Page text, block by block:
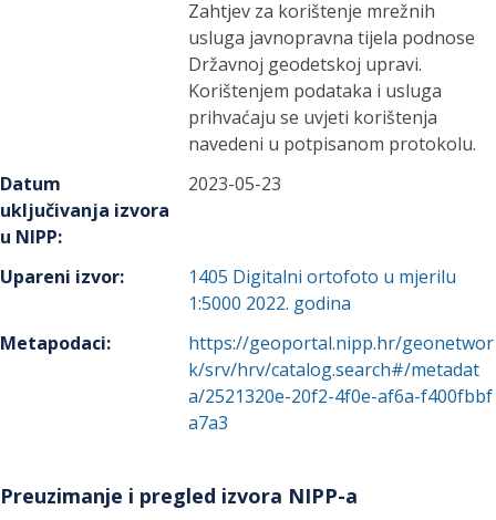
Zahtjev za korištenje mrežnih
usluga javnopravna tijela podnose
Državnoj geodetskoj upravi.
Korištenjem podataka i usluga
prihvaćaju se uvjeti korištenja
navedeni u potpisanom protokolu.
Datum
uključivanja izvora
u NIPP:
2023-05-23
Upareni izvor: 1405 Digitalni ortofoto u mjerilu
1:5000 2022. godina
Metapodaci:
https://geoportal.nipp.hr/geonetwor
k/srv/hrv/catalog.search#/metadat
a/2521320e-20f2-4f0e-af6a-f400fbbf
a7a3
Preuzimanje i pregled izvora NIPP-a